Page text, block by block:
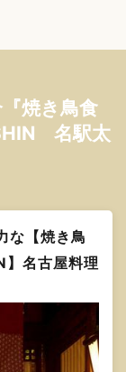
焼き鳥食
名駅太
な【焼き鳥
名古屋料理